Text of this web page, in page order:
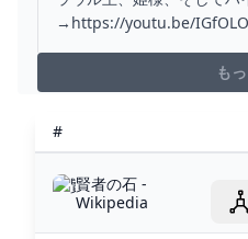
→https://youtu.be/
再生リスト】https://
list=PLyqi9...
も
#
賢者の石 -
Wikipedia